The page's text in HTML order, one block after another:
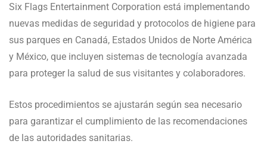
Six Flags Entertainment Corporation está implementando
nuevas medidas de seguridad y protocolos de higiene para
sus parques en Canadá, Estados Unidos de Norte América
y México, que incluyen sistemas de tecnología avanzada
para proteger la salud de sus visitantes y colaboradores.
Estos procedimientos se ajustarán según sea necesario
para garantizar el cumplimiento de las recomendaciones
de las autoridades sanitarias.